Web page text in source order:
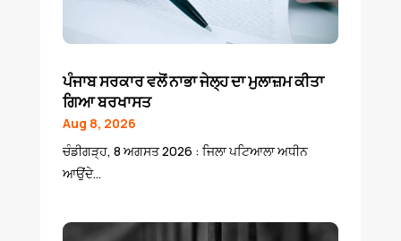
ਪੰਜਾਬ ਸਰਕਾਰ ਵਲੋਂ ਨਾਭਾ ਜੇਲ੍ਹ ਦਾ ਮੁਲਾਜ਼ਮ ਕੀਤਾ
ਗਿਆ ਬਰਖਾਸਤ
Aug 8, 2026
ਚੰਡੀਗੜ੍ਹ, 8 ਅਗਸਤ 2026 : ਜਿਲਾ ਪਟਿਆਲਾ ਅਧੀਨ
ਆਉਂਦੇ...